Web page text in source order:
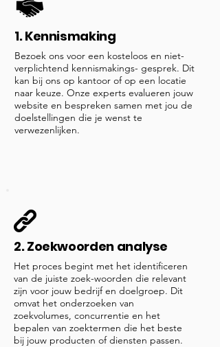
1. Kennismaking
Bezoek ons voor een kosteloos en niet-
verplichtend kennismakings- gesprek. Dit
kan bij ons op kantoor of op een locatie
naar keuze. Onze experts evalueren jouw
website en bespreken samen met jou de
doelstellingen die je wenst te
verwezenlijken.
2. Zoekwoorden analyse
Het proces begint met het identificeren
van de juiste zoek-woorden die relevant
zijn voor jouw bedrijf en doelgroep. Dit
omvat het onderzoeken van
zoekvolumes, concurrentie en het
bepalen van zoektermen die het beste
bij jouw producten of diensten passen.